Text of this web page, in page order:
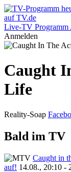
Live-TV Programm
Anmelden
Caught
Life
Reality-Soap
Bald im TV
Caught in
auf! 14.08., 20:10 -